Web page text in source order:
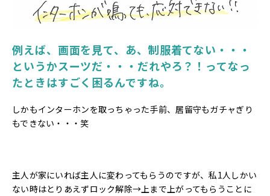
例えば、画面を見て、あ、制服着てない・・・
というかスーツだ・・・だれやろ？！ってなっ
たときはすごく困るんですね。
しかもインターホンを取っちゃった手前、居留守もガチャぎり
もできない・・・笑
主人が家にいれば主人に変わってもらうのですが、私1人しかい
ない時はとりあえずロック解除→上まで上がってもらうことに